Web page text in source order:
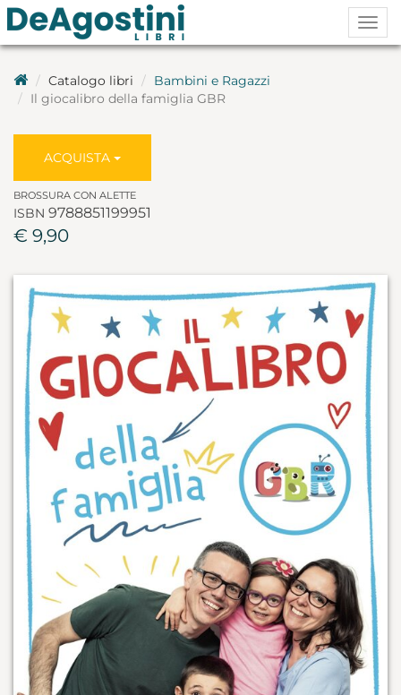
Catalogo libri
Bambini e Ragazzi
Il giocalibro della famiglia GBR
ACQUISTA
BROSSURA CON ALETTE
ISBN 9788851199951
€ 9,90